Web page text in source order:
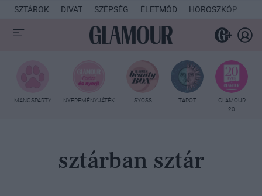
SZTÁROK DIVAT SZÉPSÉG ÉLETMÓD HOROSZKÓP
MANCSPARTY NYEREMÉNYJÁTÉK SYOSS TAROT
GLAMOUR
20
sztárban sztár